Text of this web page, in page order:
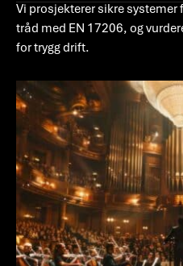
Vi prosjekterer sikre
tråd med EN 17206, og
for trygg drift.